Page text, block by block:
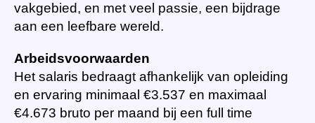
vakgebied, en met veel passie, een bijdrage
aan een leefbare wereld.
Arbeidsvoorwaarden
Het salaris bedraagt afhankelijk van opleiding
en ervaring minimaal €3.537 en maximaal
€4.673 bruto per maand bij een full time